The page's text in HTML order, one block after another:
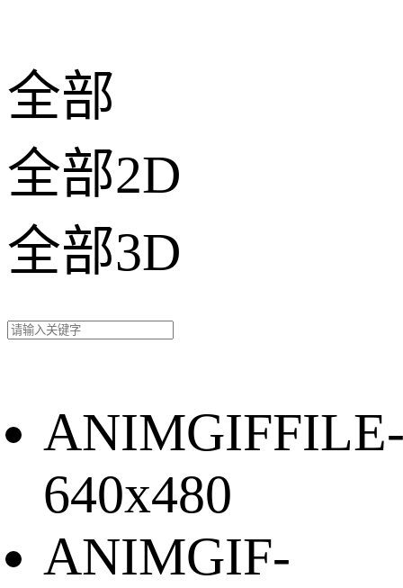
全部
全部2D
全部3D
640x480
ANIMGIF-